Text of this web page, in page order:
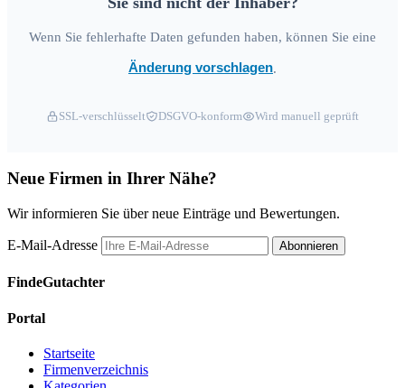
Wenn Sie fehlerhafte Daten gefunden haben, können Sie eine
Änderung vorschlagen
SSL-verschlüsselt DSGVO-konform Wird manuell geprüft
Neue Firmen in Ihrer Nähe?
Wir informieren Sie über neue Einträge und Bewertungen.
E-Mail-Adresse Abonnieren
FindeGutachter
Portal
Startseite
Firmenverzeichnis